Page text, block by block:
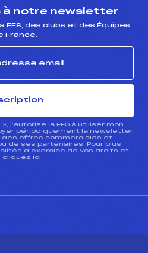
à notre newsletter
FFS, des clubs et des Équipes
France.
j’autorise la FFS à utiliser mon
périodiquement la newsletter
des offres commerciales et
de ses partenaires. Pour plus
d’exercice de vos droits et
cliquez ici